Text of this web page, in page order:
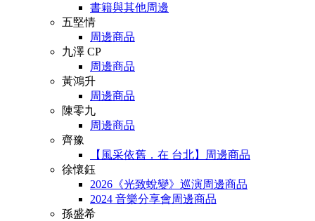
書籍與其他周邊
五堅情
周邊商品
九澤 CP
周邊商品
黃鴻升
周邊商品
陳零九
周邊商品
齊豫
【風采依舊．在 台北】周邊商品
徐懷鈺
2026《光致蛻變》巡演周邊商品
2024 音樂分享會周邊商品
孫盛希